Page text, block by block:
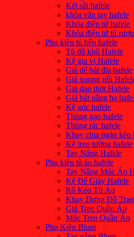
Két sắt hafele
khóa vân tay hafele
Khóa điện tử hafele
Khóa điện tử tủ rượu
Phụ kiện tủ bếp hafele
Tủ đồ khô Hafele
Kệ gia vị Hafele
Giá để bát đĩa hafele
Giá xoong nồi
Giá dao thớt Hafele
Giá bát nâng hạ
Kệ góc hafele
Thùng gạo hafele
Thùng rác hafele
Khay chia ngăn kéo
Kệ treo tường hafele
Tay Nâng Hafele
Phụ kiện tủ áo hafele
Tay Nâng Móc Áo
Kệ Để Giày Hafele
Rổ Kéo Tủ Áo
Khay Đựng Đồ
Giá Treo Quần Áo
Móc Treo Quần Áo
Phụ Kiện Blum